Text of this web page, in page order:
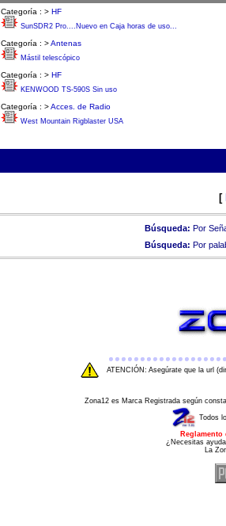
Categoría : > HF
SunSDR2 Pro....Nuevo en Caja horas de uso...
Categoría : >Antenas
Mástil telescópico
Categoría : > HF
KENWOOD TS-590S Sin uso
Categoría : >Acces. de Radio
West Mountain Rigblaster USA
[
Búsqueda: Por
Búsqueda: Por
ATENCIÓN: Asegúrate que la url
Zona12 es Marca Registrada según
Todos
¿Necesitas
La